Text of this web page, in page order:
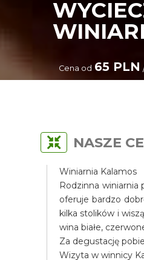
Cena od 65 PLN
NASZE
Winiarnia Kalamos
Rodzinna winiarnia
oferuje bardzo
kilka stolików i
wina białe,
Za degustację
Wizyta w winnicy